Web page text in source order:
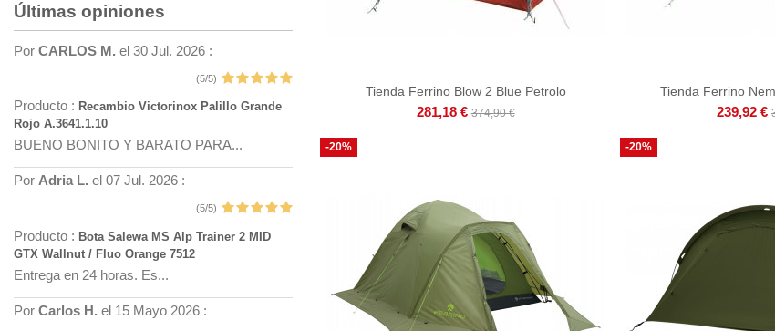
Tienda Ferrino Blow 2 Blue Petrolo
281,18 € 374,90 €
Tienda Ferrino
239,92 €
-20% -20%
Últimas opiniones
Por CARLOS M. el 30 Jul. 2026 :
(5/5)
Producto : Recambio Victorinox Palillo Grande
Rojo A.3641.1.10
BUENO BONITO Y BARATO PARA...
Por Adria L. el 07 Jul. 2026 :
(5/5)
Producto : Bota Salewa MS Alp Trainer 2 MID
GTX Wallnut / Fluo Orange 7512
Entrega en 24 horas. Es...
Por Carlos H. el 15 Mayo 2026 :